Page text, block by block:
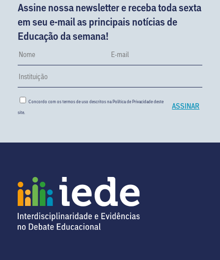
Assine nossa newsletter e receba toda sexta
em seu e-mail as principais notícias de
Educação da semana!
Concordo com os termos de uso descritos naPolítica de Privacidadedeste
site.